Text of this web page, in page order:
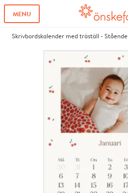
MENU
Skrivbordskalender med träställ - Stående